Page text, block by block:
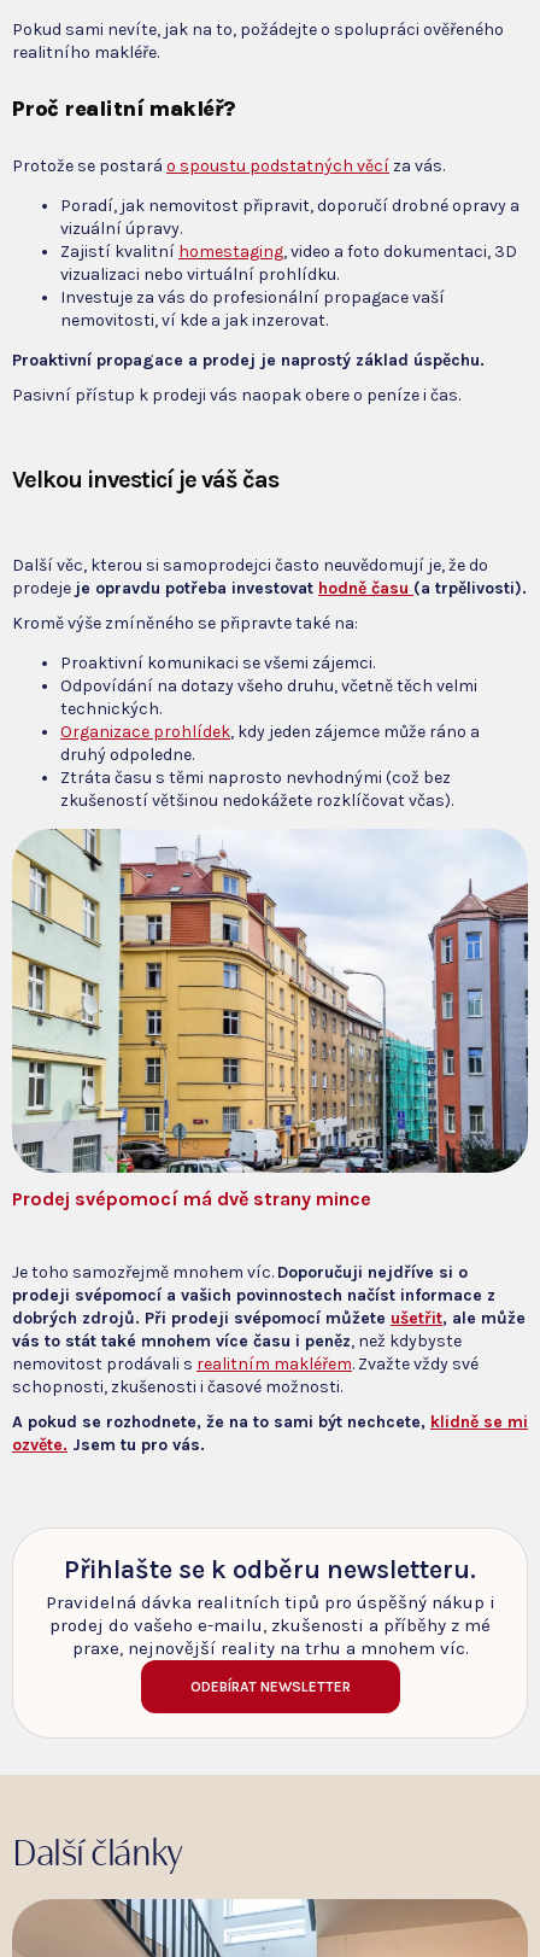
Pokud sami nevíte, jak na to, požádejte o spolupráci ověřeného
realitního makléře.
Proč realitní makléř?
Protože se postará o spoustu podstatných věcí za vás.
Poradí, jak nemovitost připravit, doporučí drobné opravy a
vizuální úpravy.
Zajistí kvalitní homestaging, video a foto dokumentaci, 3D
vizualizaci nebo virtuální prohlídku.
Investuje za vás do profesionální propagace vaší
nemovitosti, ví kde a jak inzerovat.
Proaktivní propagace a prodej je naprostý základ úspěchu.
Pasivní přístup k prodeji vás naopak obere o peníze i čas.
Velkou investicí je váš čas
Další věc, kterou si samoprodejci často neuvědomují je, že do
prodeje je opravdu potřeba investovat hodně času (a trpělivosti).
Kromě výše zmíněného se připravte také na:
Proaktivní komunikaci se všemi zájemci.
Odpovídání na dotazy všeho druhu, včetně těch velmi
technických.
Organizace prohlídek, kdy jeden zájemce může ráno a
druhý odpoledne.
Ztráta času s těmi naprosto nevhodnými (což bez
zkušeností většinou nedokážete rozklíčovat včas).
Prodej svépomocí má dvě strany mince
Je toho samozřejmě mnohem víc. Doporučuji nejdříve si o
prodeji svépomocí a vašich povinnostech načíst informace z
dobrých zdrojů. Při prodeji svépomocí můžete ušetřit, ale může
vás to stát také mnohem více času i peněz, než kdybyste
nemovitost prodávali s realitním makléřem. Zvažte vždy své
schopnosti, zkušenosti i časové možnosti.
A pokud se rozhodnete, že na to sami být nechcete, klidně se mi
ozvěte. Jsem tu pro vás.
Přihlašte se k odběru newsletteru.
Pravidelná dávka realitních tipů pro úspěšný nákup i
prodej do vašeho e-mailu, zkušenosti a příběhy z mé
praxe, nejnovější reality na trhu a mnohem víc.
ODEBÍRAT NEWSLETTER
Další články